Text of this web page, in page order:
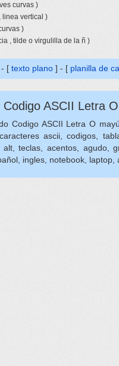
curvas )
linea vertical )
)
, tilde o virgulilla de la ñ )
[ texto plano ] - [ planilla de
ASCII Letra
Codigo ASCII Letra O
ascii, codigos,
alt, teclas, acentos,
ingles, notebook,